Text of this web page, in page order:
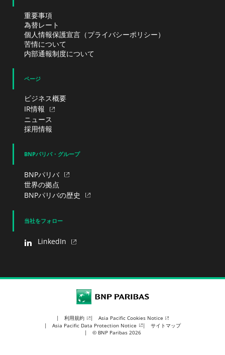
重要事項
為替レート
個人情報保護宣言（プライバシーポリシー）
苦情について
内部通報制度について
ページ
ビジネス概要
IR情報
ニュース
採用情報
BNPパリバ・グループ
BNPパリバ
世界の拠点
BNPパリバの歴史
当社をフォロー
LinkedIn
BNP Paribas
利用規約
Asia Pacific Cookies Notice
Asia Pacific Data Protection Notice
サイトマップ
© BNP Paribas 2026